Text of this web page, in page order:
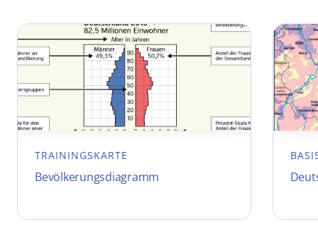
TRAININGSKARTE
Bevölkerungsdiagramm